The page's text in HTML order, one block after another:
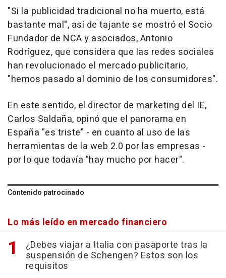
"Si la publicidad tradicional no ha muerto, está
bastante mal", así de tajante se mostró el Socio
Fundador de NCA y asociados, Antonio
Rodríguez, que considera que las redes sociales
han revolucionado el mercado publicitario,
"hemos pasado al dominio de los consumidores".
En este sentido, el director de marketing del IE,
Carlos Saldaña, opinó que el panorama en
España "es triste" - en cuanto al uso de las
herramientas de la web 2.0 por las empresas -
por lo que todavía "hay mucho por hacer".
Contenido patrocinado
Lo más leído en mercado financiero
¿Debes viajar a Italia con pasaporte tras la
suspensión de Schengen? Estos son los
requisitos